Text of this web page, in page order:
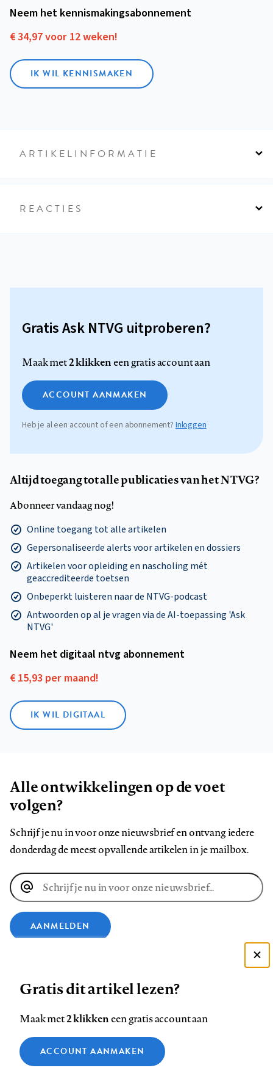
Neem het kennismakings­abonnement
€ 34,97 voor 12 weken!
IK WIL KENNISMAKEN
ARTIKELINFORMATIE
REACTIES
Gratis Ask NTVG uitproberen?
Maak met2 klikkeneen gratis account aan
ACCOUNT AANMAKEN
Heb je al een account of een abonnement?Inloggen
Altijd toegang tot alle publicaties van het NTVG?
Abonneer vandaag nog!
Online toegang tot alle artikelen
Gepersonaliseerde alerts voor artikelen en dossiers
Artikelen voor opleiding en nascholing mét
geaccrediteerde toetsen
Onbeperkt luisteren naar de NTVG-podcast
Antwoorden op al je vragen via de AI-toepassing 'Ask
NTVG'
Neem het digitaal ntvg abonnement
€ 15,93 per maand!
IK WIL DIGITAAL
Alle ontwikkelingen op de voet
volgen?
Schrijf je nu in voor onze nieuwsbrief en ontvang iedere
donderdag de meest opvallende artikelen in je mailbox.
E-
mailadres
AANMELDEN
ons
op
Facebook
ons
ons
ons
Instagram
ons
op
YouTube
ons
Footer
Contact Colofon Disclaimer Privacy
Medische vragen verdienen
betrouwbare antwoorden
Zie onze cookie policy
Analytische cookies
Gratis dit artikel lezen?
Maak met2 klikkeneen gratis account aan
ACCOUNT AANMAKEN